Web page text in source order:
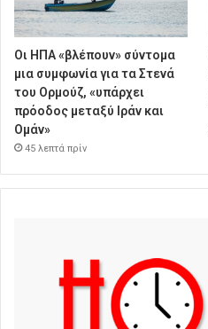
Οι ΗΠΑ «βλέπουν» σύντομα
μια συμφωνία για τα Στενά
του Ορμούζ, «υπάρχει
πρόοδος μεταξύ Ιράν και
Ομάν»
45 λεπτά πρίν